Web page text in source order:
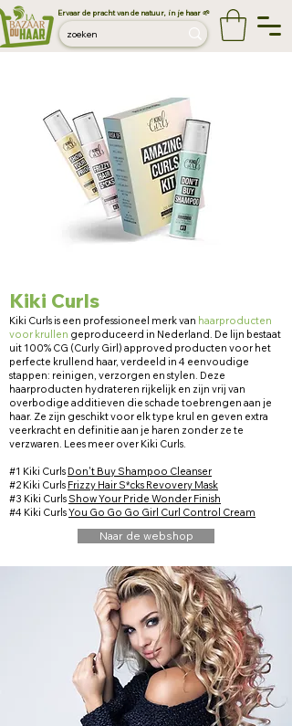
Ervaar de pracht van de natuur, in je haar 🌱
Kiki Curls
Kiki Curls is een professioneel merk van haarproducten
voor krullen geproduceerd in Nederland. De lijn bestaat
uit 100% CG (Curly Girl) approved producten voor het
perfecte krullend haar, verdeeld in 4 eenvoudige
stappen: reinigen, verzorgen en stylen. Deze
haarproducten hydrateren rijkelijk en zijn vrij van
overbodige additieven die schade toebrengen aan je
haar. Ze zijn geschikt voor elk type krul en geven extra
veerkracht en definitie aan je haren zonder ze te
verzwaren. Lees meer over Kiki Curls.
#1 Kiki Curls Don't Buy Shampoo Cleanser
#2 Kiki Curls Frizzy Hair S*cks Revovery Mask
#3 Kiki Curls Show Your Pride Wonder Finish
#4 Kiki CurlsYou Go Go Go Girl Curl Control Cream
Naar de webshop